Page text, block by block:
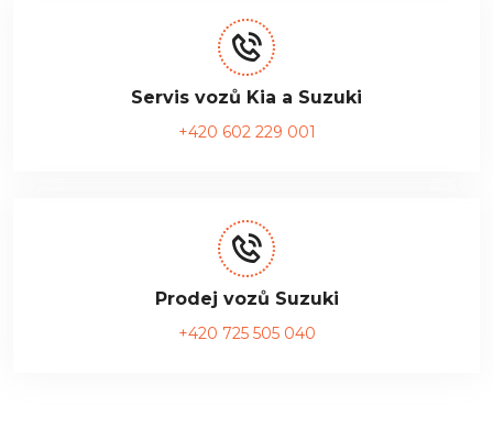
Servis vozů Kia a Suzuki
+420 602 229 001
Prodej vozů Suzuki
+420 725 505 040